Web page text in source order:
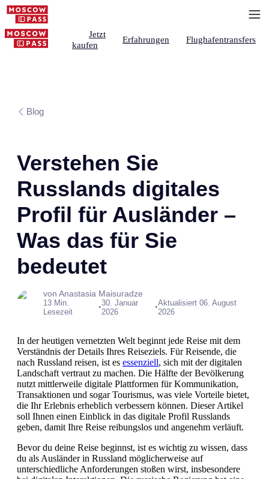
Jetzt
kaufen
Erfahrungen Flughafentransfers
Blog
Verstehen Sie
Russlands digitales
Profil für Ausländer –
Was das für Sie
bedeutet
von Anastasia Maisuradze
13 Min.
Lesezeit
•30. Januar
2026
•Aktualisiert 06. August
2026
In der heutigen vernetzten Welt beginnt jede Reise mit dem
Verständnis der Details Ihres Reiseziels. Für Reisende, die
nach Russland reisen, ist es essenziell, sich mit der digitalen
Landschaft vertraut zu machen. Die Hälfte der Bevölkerung
nutzt mittlerweile digitale Plattformen für Kommunikation,
Transaktionen und sogar Tourismus, was viele Vorteile bietet,
die Ihr Erlebnis erheblich verbessern können. Dieser Artikel
soll Ihnen einen Einblick in das digitale Profil Russlands
geben, damit Ihre Reise reibungslos und angenehm verläuft.
Bevor du deine Reise beginnst, ist es wichtig zu wissen, dass
du als Ausländer in Russland möglicherweise auf
unterschiedliche Anforderungen stoßen wirst, insbesondere